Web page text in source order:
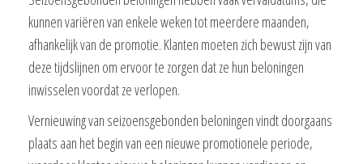
kunnen variëren van enkele weken tot meerdere maanden,
afhankelijk van de promotie. Klanten moeten zich bewust zijn van
deze tijdslijnen om ervoor te zorgen dat ze hun beloningen
inwisselen voordat ze verlopen.
Vernieuwing van seizoensgebonden beloningen vindt doorgaans
plaats aan het begin van een nieuwe promotionele periode,